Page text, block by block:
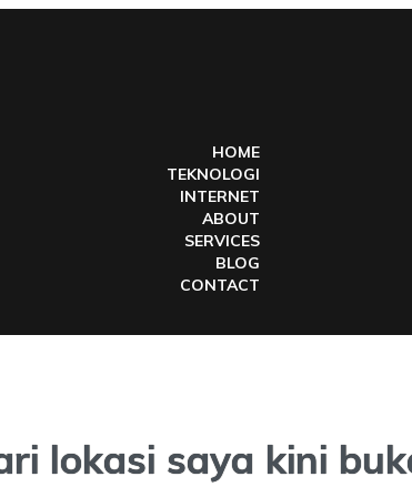
HOME
TEKNOLOGI
INTERNET
ABOUT
SERVICES
BLOG
CONTACT
lokasi saya kini